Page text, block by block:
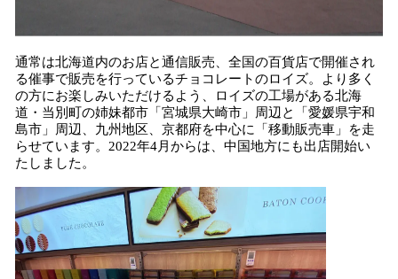
通常は北海道内のお店と通信販売、全国の百貨店で開催され
る催事で販売を行っているチョコレートのロイズ。より多く
の方にお楽しみいただけるよう、ロイズの工場がある北海
道・当別町の姉妹都市「宮城県大崎市」周辺と「愛媛県宇和
島市」周辺、九州地区、京都府を中心に「移動販売車」を走
らせています。2022年4月からは、中国地方にも出店開始い
たしました。